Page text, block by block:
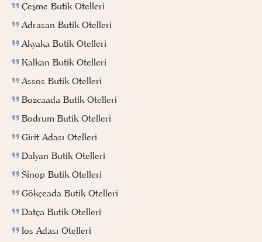
Çeşme Butik Otelleri
Adrasan Butik Otelleri
Akyaka Butik Otelleri
Kalkan Butik Otelleri
Assos Butik Otelleri
Bozcaada Butik Otelleri
Bodrum Butik Otelleri
Girit Adası Otelleri
Dalyan Butik Otelleri
Sinop Butik Otelleri
Gökçeada Butik Otelleri
Datça Butik Otelleri
Ios Adası Otelleri